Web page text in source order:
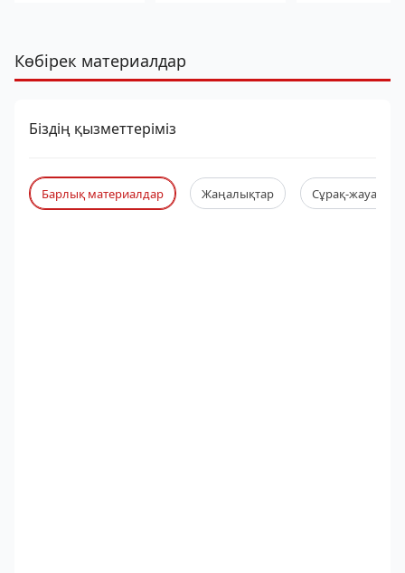
Көбірек материалдар
Біздің қызметтеріміз
Барлық материалдар Жаңалықтар Сұрақ-жауап